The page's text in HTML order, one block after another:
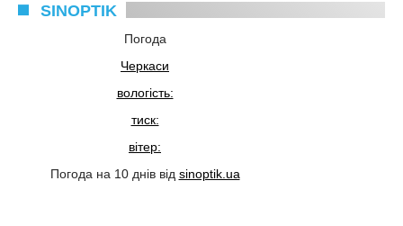
SINOPTIK
Погода
Черкаси
вологість:
тиск:
вітер:
Погода на 10 днів від sinoptik.ua